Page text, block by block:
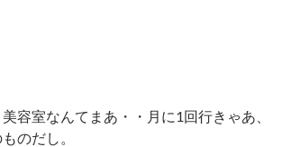
容室なんてまあ・・月に1回行きゃあ、
のだし。